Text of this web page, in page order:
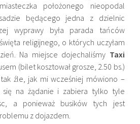
położonego nieopodal
będącego jedna z dzielnic
wyprawy była parada tańców
religijnego, o których uczyłam
Na miejsce dojechaliśmy Taxi
(bilet kosztował grosze, 2.50 bs.)
źle, jak mi wcześniej mówiono –
się na żądanie i zabiera tylko tyle
a ponieważ busików tych jest
z dojazdem.